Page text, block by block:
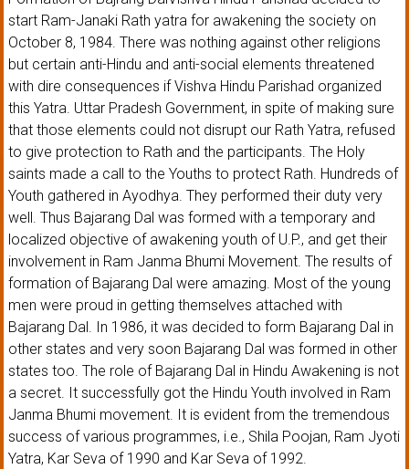
start Ram-Janaki Rath yatra for awakening the society on
October 8, 1984. There was nothing against other religions
but certain anti-Hindu and anti-social elements threatened
with dire consequences if Vishva Hindu Parishad organized
this Yatra. Uttar Pradesh Government, in spite of making sure
that those elements could not disrupt our Rath Yatra, refused
to give protection to Rath and the participants. The Holy
saints made a call to the Youths to protect Rath. Hundreds of
Youth gathered in Ayodhya. They performed their duty very
well. Thus Bajarang Dal was formed with a temporary and
localized objective of awakening youth of U.P., and get their
involvement in Ram Janma Bhumi Movement. The results of
formation of Bajarang Dal were amazing. Most of the young
men were proud in getting themselves attached with
Bajarang Dal. In 1986, it was decided to form Bajarang Dal in
other states and very soon Bajarang Dal was formed in other
states too. The role of Bajarang Dal in Hindu Awakening is not
a secret. It successfully got the Hindu Youth involved in Ram
Janma Bhumi movement. It is evident from the tremendous
success of various programmes, i.e., Shila Poojan, Ram Jyoti
Yatra, Kar Seva of 1990 and Kar Seva of 1992.